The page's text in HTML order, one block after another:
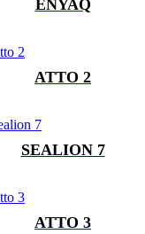
ENYAQ
ATTO 2
SEALION 7
ATTO 3